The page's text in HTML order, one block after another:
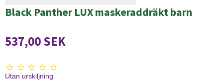
Black Panther LUX maskeraddräkt barn
537,00 SEK
Utan urskiljning